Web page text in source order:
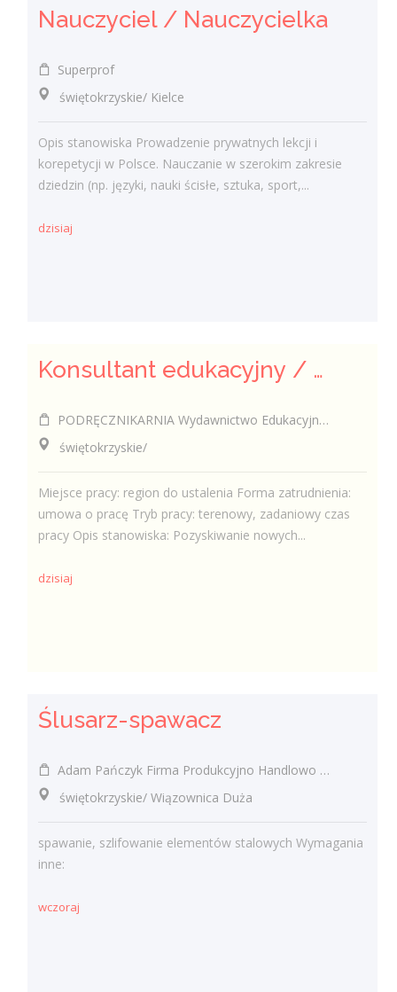
Nauczyciel / Nauczycielka
Superprof
świętokrzyskie/ Kielce
Opis stanowiska Prowadzenie prywatnych lekcji i
korepetycji w Polsce. Nauczanie w szerokim zakresie
dziedzin (np. języki, nauki ścisłe, sztuka, sport,...
dzisiaj
Konsultant edukacyjny / Konsultantka edukacyjna
PODRĘCZNIKARNIA Wydawnictwo Edukacyjne Sp. z o.o.
świętokrzyskie/
Miejsce pracy: region do ustalenia Forma zatrudnienia:
umowa o pracę Tryb pracy: terenowy, zadaniowy czas
pracy Opis stanowiska: Pozyskiwanie nowych...
dzisiaj
Ślusarz-spawacz
Adam Pańczyk Firma Produkcyjno Handlowo Usługowa "KONRAD" Wiązownica Duża
świętokrzyskie/ Wiązownica Duża
spawanie, szlifowanie elementów stalowych Wymagania
inne:
wczoraj